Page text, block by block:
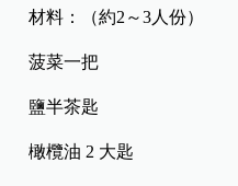
材料：（約2～3人份）
菠菜一把
鹽半茶匙
橄欖油 2 大匙